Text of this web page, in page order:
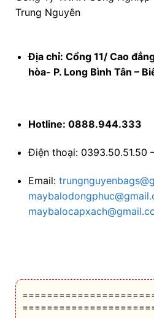
Trung Nguyên
Địa chỉ: Cổng 11/ Cao
hòa- P. Long Bình Tân –
Hotline: 0888.944.333
Điện thoại: 0393.50.51.50
Email: